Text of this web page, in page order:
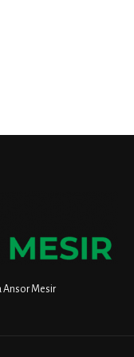
Ansor Mesir